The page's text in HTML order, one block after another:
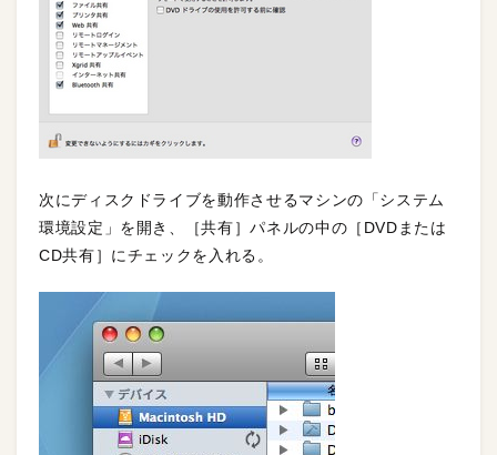
次にディスクドライブを動作させるマシンの「システム
環境設定」を開き、［共有］パネルの中の［DVDまたは
CD共有］にチェックを入れる。